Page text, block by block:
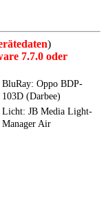
)
7.7.0 oder
BluRay: Oppo BDP-
103D (Darbee)
Licht: JB Media Light-
Manager Air